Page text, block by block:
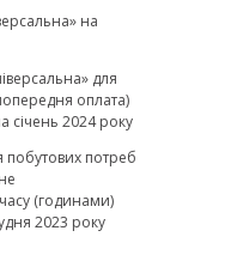
на
для
оплата)
січень 2024 року
потреб
(годинами)
2023 року